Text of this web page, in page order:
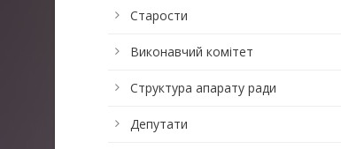
Старости
Виконавчий комітет
Структура апарату ради
Депутати